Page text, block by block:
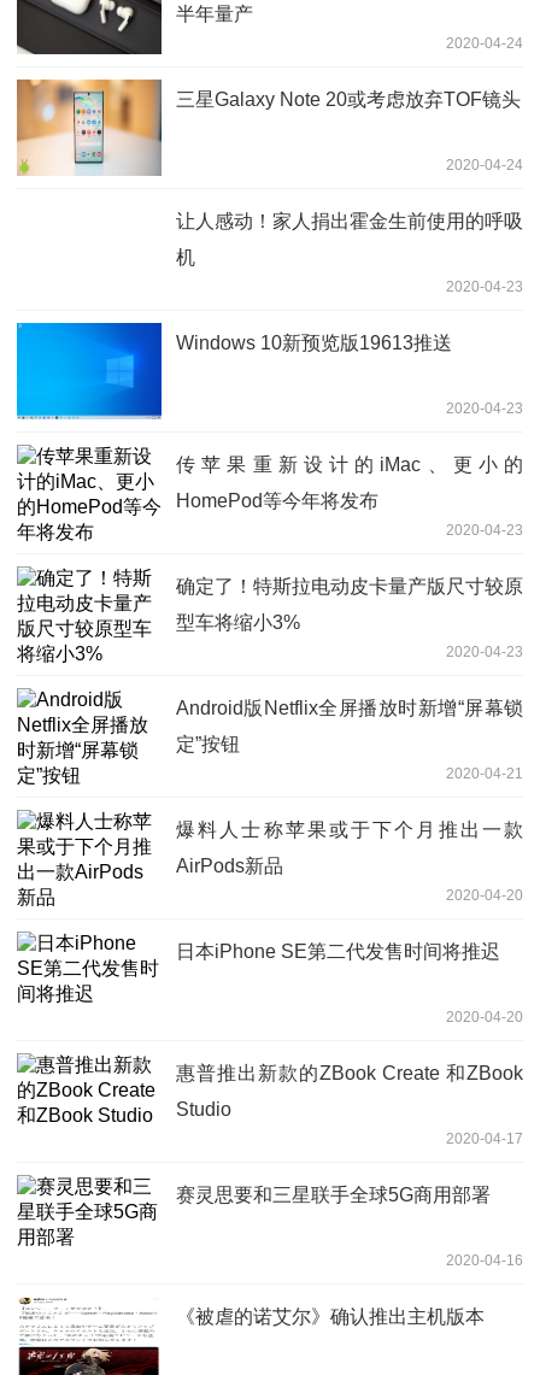
半年量产
2020-04-24
三星Galaxy Note 20或考虑放弃TOF镜头
2020-04-24
让人感动！家人捐出霍金生前使用的呼吸
机
2020-04-23
Windows 10新预览版19613推送
2020-04-23
传苹果重新设计的iMac、更小的
HomePod等今年将发布
2020-04-23
确定了！特斯拉电动皮卡量产版尺寸较原
型车将缩小3%
2020-04-23
Android版Netflix全屏播放时新增“屏幕锁
定”按钮
2020-04-21
爆料人士称苹果或于下个月推出一款
AirPods新品
2020-04-20
日本iPhone SE第二代发售时间将推迟
2020-04-20
惠普推出新款的ZBook Create 和ZBook
Studio
2020-04-17
赛灵思要和三星联手全球5G商用部署
2020-04-16
《被虐的诺艾尔》确认推出主机版本